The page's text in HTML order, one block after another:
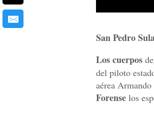
San Pedro
Los cuerpos de
del piloto
aérea
Forense los